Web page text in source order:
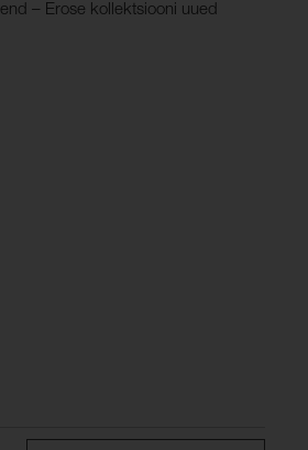
– Erose kollektsiooni uued